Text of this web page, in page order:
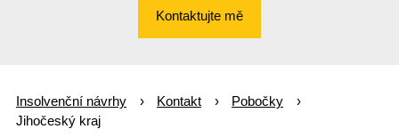
Kontaktujte mě
Insolvenční návrhy Kontakt
Pobočky
Jihočeský kraj